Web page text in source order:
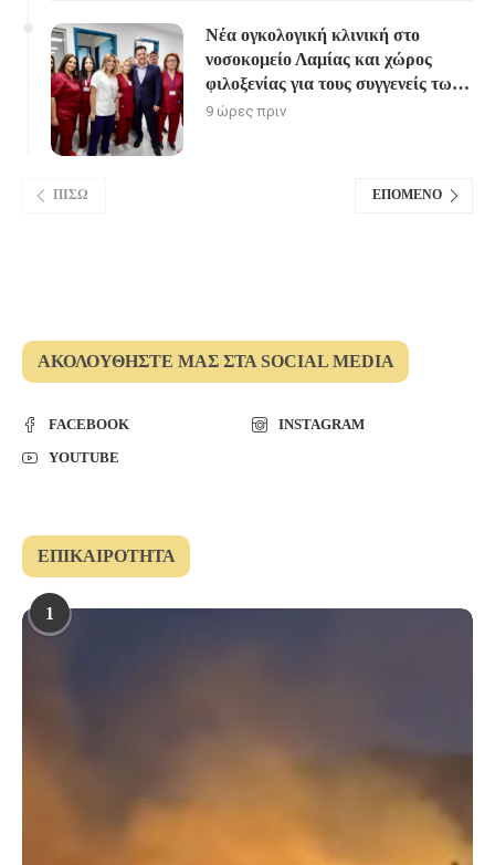
Νέα ογκολογική κλινική στο
νοσοκομείο Λαμίας και χώρος
φιλοξενίας για τους συγγενείς των
ασθενών
9 ώρες πριν
ΠΊΣΩ ΕΠΌΜΕΝΟ
ΑΚΟΛΟΥΘΉΣΤΕ ΜΑΣ ΣΤΑ SOCIAL MEDIA
FACEBOOK
INSTAGRAM
YOUTUBE
ΕΠΙΚΑΙΡΌΤΗΤΑ
1